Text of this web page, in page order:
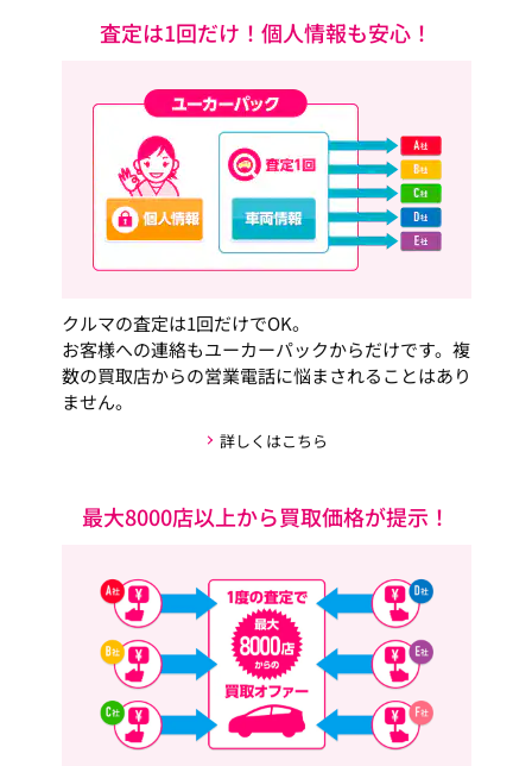
査定は1回だけ！個人情報も安心！
クルマの査定は1回だけでOK。
お客様への連絡もユーカーパックからだけです。複
数の買取店からの営業電話に悩まされることはあり
ません。
詳しくはこちら
最大8000店以上から買取価格が提示！